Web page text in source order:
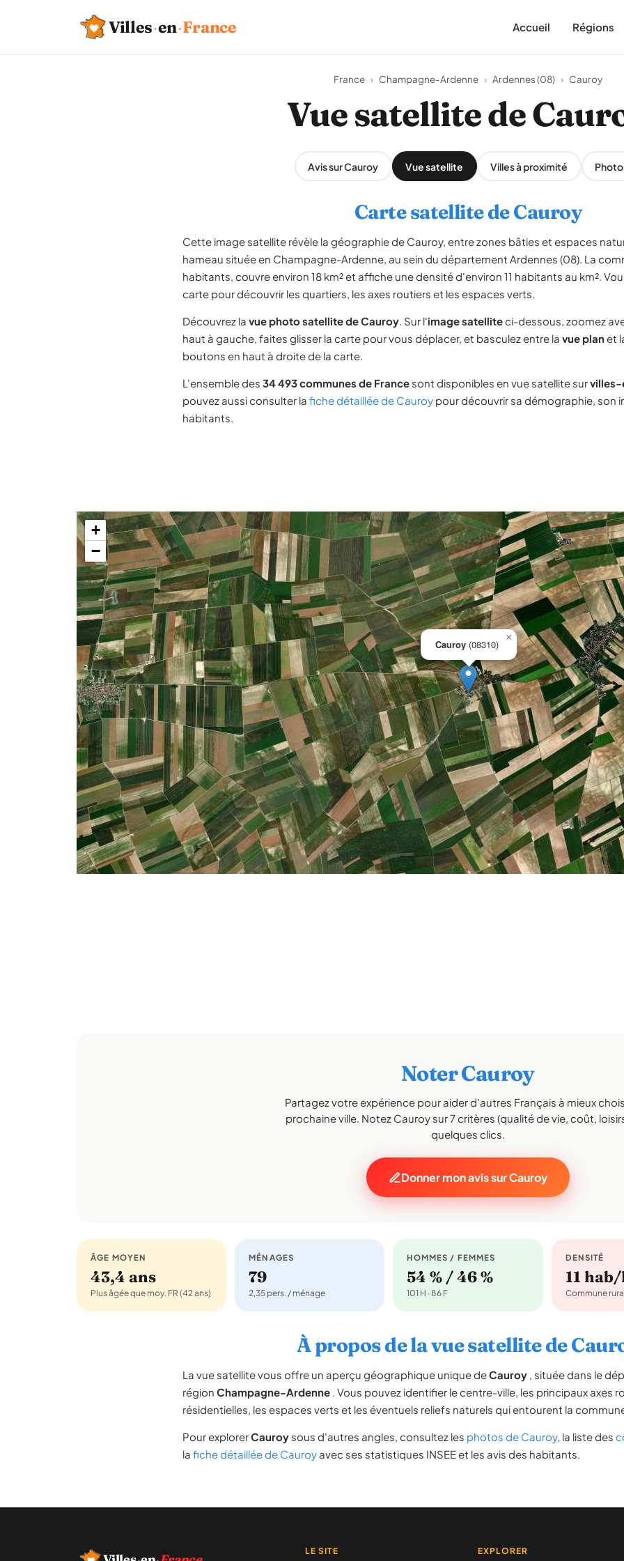
Villes·en·France Accueil Régions
France › Champagne-Ardenne › Ardennes (08) › Cauroy
Vue satellite de
Avis sur Cauroy Vue satellite Villes à proximité
Carte satellite de Cauroy
Cette image satellite révèle la géographie de Cauroy, entre zones bâties et espaces
hameau située en Champagne-Ardenne, au sein du département Ardennes (08). La
habitants, couvre environ 18 km² et affiche une densité d'environ 11 habitants au km².
carte pour découvrir les quartiers, les axes routiers et les espaces verts.
Découvrez la vue photo satellite de Cauroy. Sur l'image satelliteci-dessous, zoomez
haut à gauche, faites glisser la carte pour vous déplacer, et basculez entre la vue planet
boutons en haut à droite de la carte.
L'ensemble des 34 493 communes de France sont disponibles en vue satellite sur
pouvez aussi consulter la fiche détaillée de Cauroy pour découvrir sa démographie, son
habitants.
Cauroy (08310)
×
+
−
Noter Cauroy
Partagez votre expérience pour aider d'autres Français à mieux
prochaine ville. Notez Cauroy sur 7 critères (qualité de vie, coût,
quelques clics.
Donner mon avis sur Cauroy
ÂGE MOYEN
43,4 ans
Plus âgée que moy. FR (42 ans)
MÉNAGES
79
2,35 pers. / ménage
HOMMES / FEMMES
54 % / 46 %
101 H · 86 F
DENSITÉ
11
Commune
À propos de la vue satellite de
La vue satellite vous offre un aperçu géographique unique deCauroy , située dans le
région Champagne-Ardenne . Vous pouvez identifier le centre-ville, les principaux axes
résidentielles, les espaces verts et les éventuels reliefs naturels qui entourent la
Pour explorerCauroy sous d'autres angles, consultez les photos de Cauroy, la liste des
la fiche détaillée de Cauroy avec ses statistiques INSEE et les avis des habitants.
LE SITE EXPLORER